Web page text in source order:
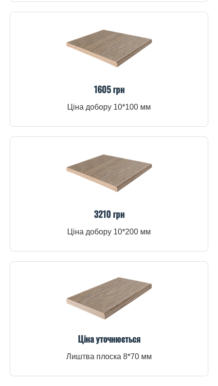
1605 грн
Ціна добору 10*100 мм
3210 грн
Ціна добору 10*200 мм
Ціна уточнюється
Лиштва плоска 8*70 мм